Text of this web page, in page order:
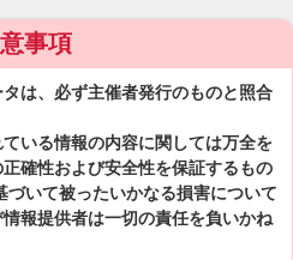
事項
は、必ず主催者発行のものと照合
いる情報の内容に関しては万全を
確性および安全性を保証するもの
いて被ったいかなる損害について
報提供者は一切の責任を負いかね